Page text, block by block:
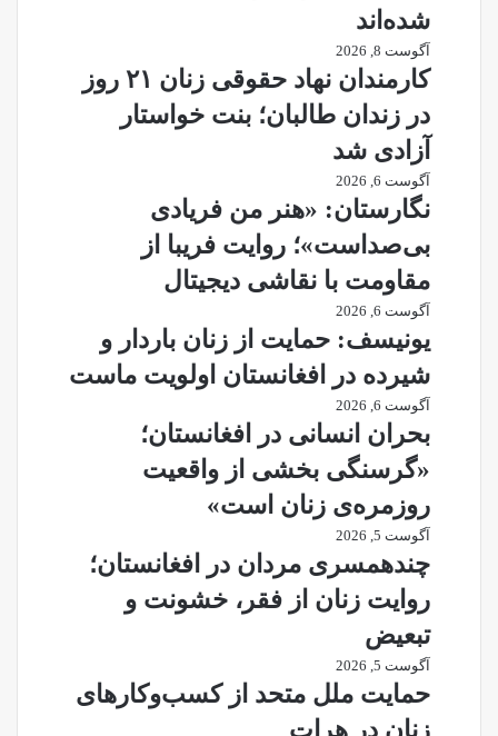
شده‌اند
آگوست 8, 2026
کارمندان نهاد حقوقی زنان ۲۱ روز
در زندان طالبان؛ بنت خواستار
آزادی شد
آگوست 6, 2026
نگارستان: «هنر من فریادی
بی‌صداست»؛ روایت فریبا از
مقاومت با نقاشی دیجیتال
آگوست 6, 2026
یونیسف: حمایت از زنان باردار و
شیرده در افغانستان اولویت ماست
آگوست 6, 2026
بحران انسانی در افغانستان؛
«گرسنگی بخشی از واقعیت
روزمره‌ی زنان است»
آگوست 5, 2026
چندهمسری مردان در افغانستان؛
روایت زنان از فقر، خشونت و
تبعیض
آگوست 5, 2026
حمایت ملل متحد از کسب‌وکارهای
زنان در هرات